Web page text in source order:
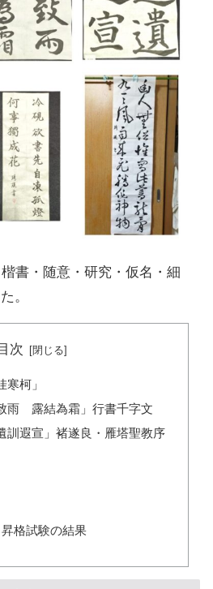
書・随意・研究・仮名・細
。
次
柯」
雨 露結為霜」行書千字文
訓遐宣」褚遂良・雁塔聖教序
格試験の結果